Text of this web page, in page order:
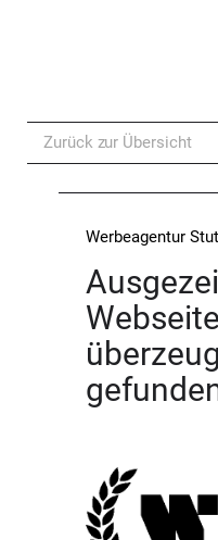
Zurück zur Übersicht
Werbeagentur